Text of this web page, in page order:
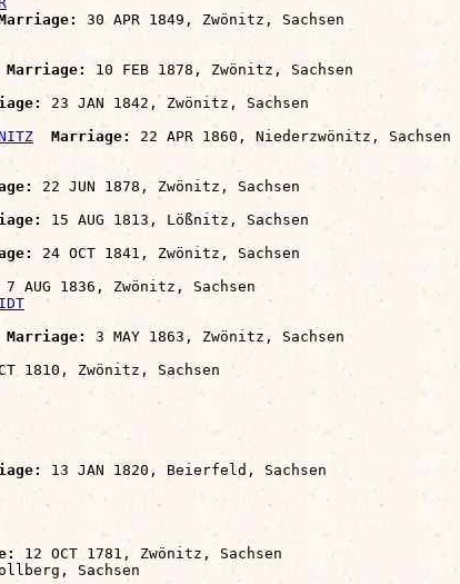
30 APR 1849, Zwönitz, Sachsen
Marriage:
10 FEB 1878, Zwönitz, Sachsen
23 JAN 1842, Zwönitz, Sachsen
Marriage: 22 APR 1860, Niederzwönitz, Sachsen
22 JUN 1878, Zwönitz, Sachsen
15 AUG 1813, Lößnitz, Sachsen
24 OCT 1841, Zwönitz, Sachsen
7 AUG 1836, Zwönitz, Sachsen
Marriage:
3 MAY 1863, Zwönitz, Sachsen
1810, Zwönitz, Sachsen
13 JAN 1820, Beierfeld, Sachsen
12 OCT 1781, Zwönitz, Sachsen
Sachsen